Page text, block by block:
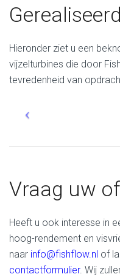
Hieronder ziet u een
vijzelturbines die door
tevredenheid van
Vraag uw
Heeft u ook interesse in
hoog-rendement en
naar info@fishflow.nl of
contactformulier. Wij